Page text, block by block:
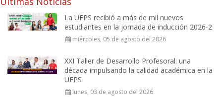
La UFPS recibió a más de mil nuevos
estudiantes en la jornada de inducción 2026-2
miércoles, 05 de agosto del 2026
XXI Taller de Desarrollo Profesoral: una
década impulsando la calidad académica en la
UFPS
lunes, 03 de agosto del 2026